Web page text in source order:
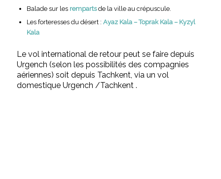
Balade sur les rempartsde la ville au crépuscule.
Les forteresses du désert : Ayaz Kala – Toprak Kala – Kyzyl
Kala
Le vol international de retour peut se faire depuis
Urgench (selon les possibilités des compagnies
aériennes) soit depuis Tachkent, via un vol
domestique Urgench /Tachkent .